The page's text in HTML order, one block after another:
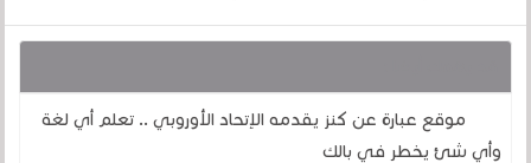
موقع عبارة عن كنز يقدمه الإتحاد الأوروبي .. تعلم أي لغة
وأي شئ يخطر في بالك